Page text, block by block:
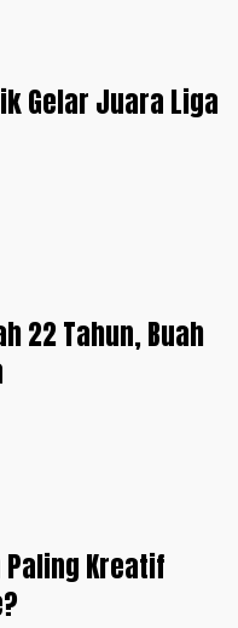
Gelar Juara Liga
22 Tahun, Buah
Paling Kreatif